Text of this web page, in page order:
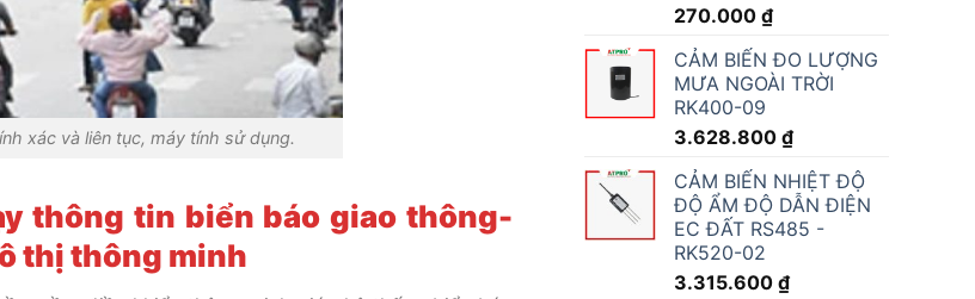
xác và liên tục, máy tính sử dụng.
thông tin biển báo giao thông-
thị thông minh
270.000 ₫
CẢM BIẾN ĐO LƯỢNG
MƯA NGOÀI TRỜI
RK400-09
3.628.800 ₫
CẢM BIẾN NHIỆT ĐỘ
ĐỘ ẨM ĐỘ DẪN ĐIỆN
EC ĐẤT RS485 -
RK520-02
3.315.600 ₫